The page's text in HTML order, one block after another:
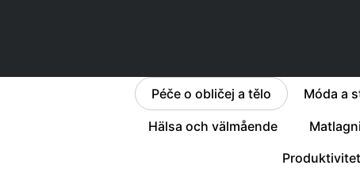
Péče o obličej a tělo Móda a
Hälsa och välmående